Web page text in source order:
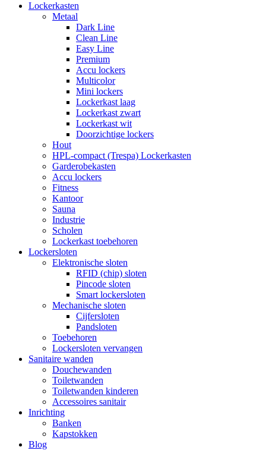
Lockerkasten
Metaal
Dark Line
Clean Line
Easy Line
Premium
Accu lockers
Multicolor
Mini lockers
Lockerkast laag
Lockerkast zwart
Lockerkast wit
Doorzichtige lockers
Hout
HPL-compact (Trespa) Lockerkasten
Garderobekasten
Accu lockers
Fitness
Kantoor
Sauna
Industrie
Scholen
Lockerkast toebehoren
Lockersloten
Elektronische sloten
RFID (chip) sloten
Pincode sloten
Smart lockersloten
Mechanische sloten
Cijfersloten
Pandsloten
Toebehoren
Lockersloten vervangen
Sanitaire wanden
Douchewanden
Toiletwanden
Toiletwanden kinderen
Accessoires sanitair
Inrichting
Banken
Kapstokken
Blog